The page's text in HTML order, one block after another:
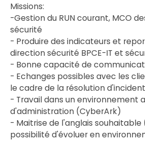
Missions:
-Gestion du RUN courant, MCO
sécurité
- Produire des indicateurs et
direction sécurité BPCE-IT et
- Bonne capacité de
- Echanges possibles avec les
le cadre de la résolution
- Travail dans un environnement
d'administration (CyberArk)
- Maitrise de l'anglais
possibilité d'évoluer en